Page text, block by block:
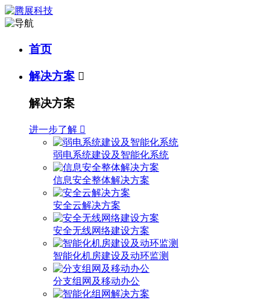
首页
解决方案 
解决方案
进一步了解 
弱电系统建设及智能化系统
信息安全整体解决方案
安全云解决方案
安全无线网络建设方案
智能化机房建设及动环监测
分支组网及移动办公